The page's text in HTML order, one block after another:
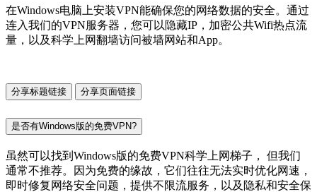
在Windows电脑上安装VPN能确保您的网络数据的安全。通过
连入我们的VPN服务器，您可以隐藏IP，加密公共Wifi热点流
量，以及科学上网翻墙访问被墙网站和App。
分享标题链接 分享页面链接
是否有Windows版的免费VPN?
虽然可以找到Windows版的免费VPN科学上网梯子， 但我们
通常不推荐。因为免费的缘故，它们往往无法实时优化网速，
即时修复网络安全问题，提供不限流服务，以及隐私和安全保